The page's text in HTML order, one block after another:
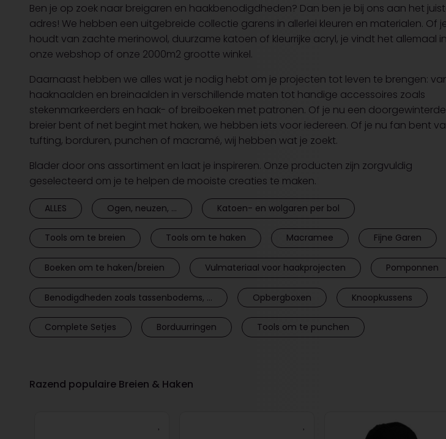
Ben je op zoek naar breigaren en haakbenodigdheden? Dan ben je bij ons aan het
adres! We hebben een uitgebreide collectie garens in allerlei kleuren en materialen. Of
houdt van zachte merinowol, duurzame katoen of kleurrijke acryl, je vindt het allemaal in
onze webshop of onze 2000m2 grootte winkel.
Daarnaast hebben we alles wat je nodig hebt om je projecten tot leven te brengen:
haaknaalden en breinaalden in verschillende maten tot handige accessoires zoals
stekenmarkeerders en haak- of breiboeken met patronen. Of je nu een doorgewinterde
breier bent of net begint met haken, we hebben iets voor iedereen. Of je nu fan bent
tufting, borduren, punchen of macramé, wij hebben wat je zoekt.
Blader door ons assortiment en laat je inspireren. Onze producten zijn zorgvuldig
geselecteerd om je te helpen de mooiste creaties te maken.
ALLES Ogen, neuzen, ... Katoen- en wolgaren per bol
Tools om te breien Tools om te haken Macramee Fijne Garen
Boeken om te haken/breien Vulmateriaal voor haakprojecten Pomponnen
Benodigdheden zoals tassenbodems, ... Opbergboxen Knoopkussens
Complete Setjes Borduurringen Tools om te punchen
Razend populaire Breien & Haken